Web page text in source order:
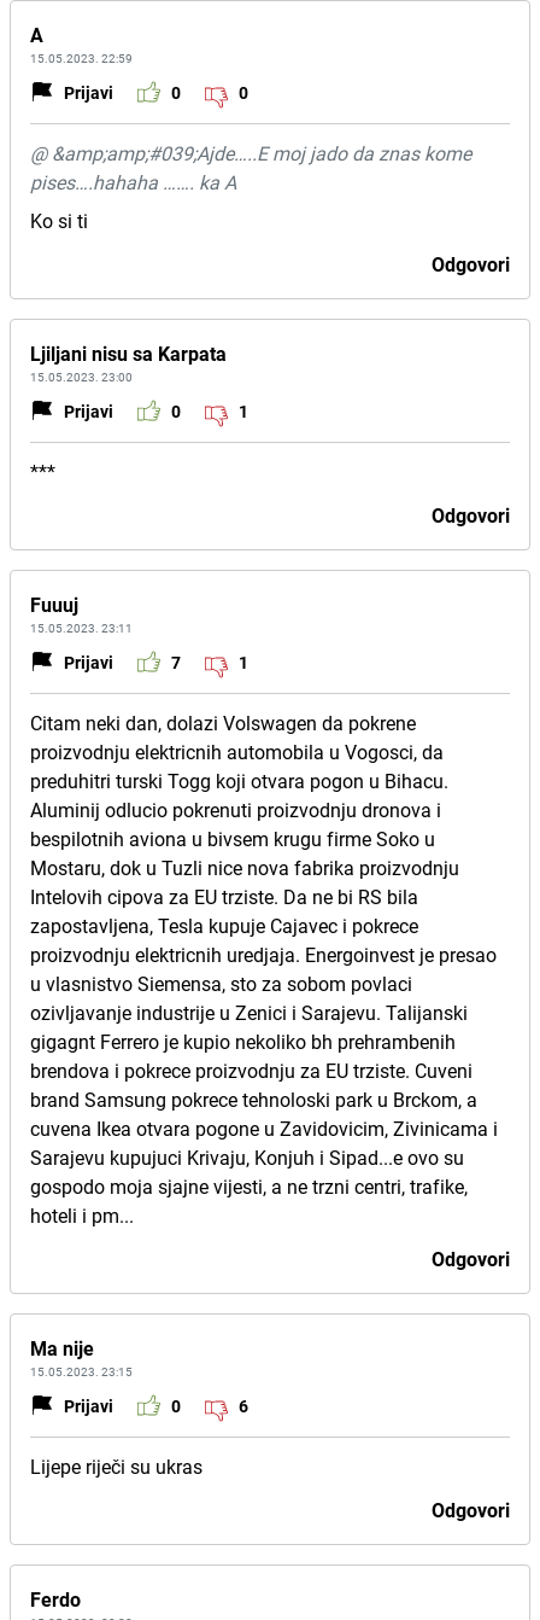
A
15.05.2023. 22:59
Prijavi 0 0
@ &amp;amp;#039;Ajde…..E moj jado da znas kome
pises….hahaha ……. ka A
Ko si ti
Odgovori
Ljiljani nisu sa Karpata
15.05.2023. 23:00
Prijavi 0 1
***
Odgovori
Fuuuj
15.05.2023. 23:11
Prijavi 7 1
Citam neki dan, dolazi Volswagen da pokrene
proizvodnju elektricnih automobila u Vogosci, da
preduhitri turski Togg koji otvara pogon u Bihacu.
Aluminij odlucio pokrenuti proizvodnju dronova i
bespilotnih aviona u bivsem krugu firme Soko u
Mostaru, dok u Tuzli nice nova fabrika proizvodnju
Intelovih cipova za EU trziste. Da ne bi RS bila
zapostavljena, Tesla kupuje Cajavec i pokrece
proizvodnju elektricnih uredjaja. Energoinvest je presao
u vlasnistvo Siemensa, sto za sobom povlaci
ozivljavanje industrije u Zenici i Sarajevu. Talijanski
gigagnt Ferrero je kupio nekoliko bh prehrambenih
brendova i pokrece proizvodnju za EU trziste. Cuveni
brand Samsung pokrece tehnoloski park u Brckom, a
cuvena Ikea otvara pogone u Zavidovicim, Zivinicama i
Sarajevu kupujuci Krivaju, Konjuh i Sipad...e ovo su
gospodo moja sjajne vijesti, a ne trzni centri, trafike,
hoteli i pm...
Odgovori
Ma nije
15.05.2023. 23:15
Prijavi 0 6
Lijepe riječi su ukras
Odgovori
Ferdo